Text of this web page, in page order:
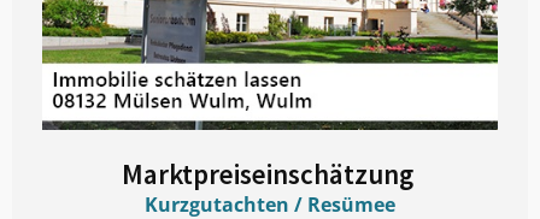
Marktpreiseinschätzung ​
Kurzgutachten / Resümee